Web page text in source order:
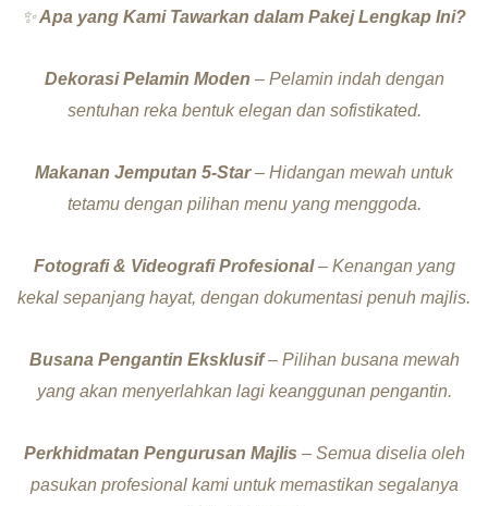
✨Apa yang Kami Tawarkan dalam Pakej Lengkap Ini?
Dekorasi Pelamin Moden – Pelamin indah dengan
sentuhan reka bentuk elegan dan sofistikated.
Makanan Jemputan 5-Star– Hidangan mewah untuk
tetamu dengan pilihan menu yang menggoda.
Fotografi & Videografi Profesional– Kenangan yang
kekal sepanjang hayat, dengan dokumentasi penuh majlis.
Busana Pengantin Eksklusif– Pilihan busana mewah
yang akan menyerlahkan lagi keanggunan pengantin.
Perkhidmatan Pengurusan Majlis – Semua diselia oleh
pasukan profesional kami untuk memastikan segalanya